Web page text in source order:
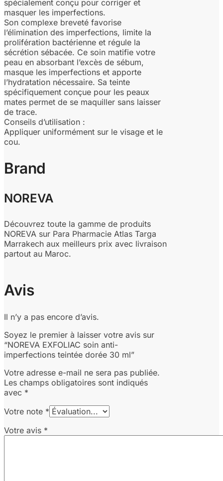
spécialement conçu pour corriger et
masquer les imperfections.
Son complexe breveté favorise
l’élimination des imperfections, limite la
prolifération bactérienne et régule la
sécrétion sébacée. Ce soin matifie votre
peau en absorbant l’excès de sébum,
masque les imperfections et apporte
l’hydratation nécessaire. Sa teinte
spécifiquement conçue pour les peaux
mates permet de se maquiller sans laisser
de trace.
Conseils d’utilisation :
Appliquer uniformément sur le visage et le
cou.
Brand
NOREVA
Découvrez toute la gamme de produits
NOREVA sur Para Pharmacie Atlas Targa
Marrakech aux meilleurs prix avec livraison
partout au Maroc.
Avis
Il n’y a pas encore d’avis.
Soyez le premier à laisser votre avis sur
“NOREVA EXFOLIAC soin anti-
imperfections teintée dorée 30 ml”
Votre adresse e-mail ne sera pas publiée.
Les champs obligatoires sont indiqués
avec *
Votre note *
Votre avis *